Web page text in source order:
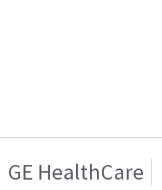
GE HealthCare